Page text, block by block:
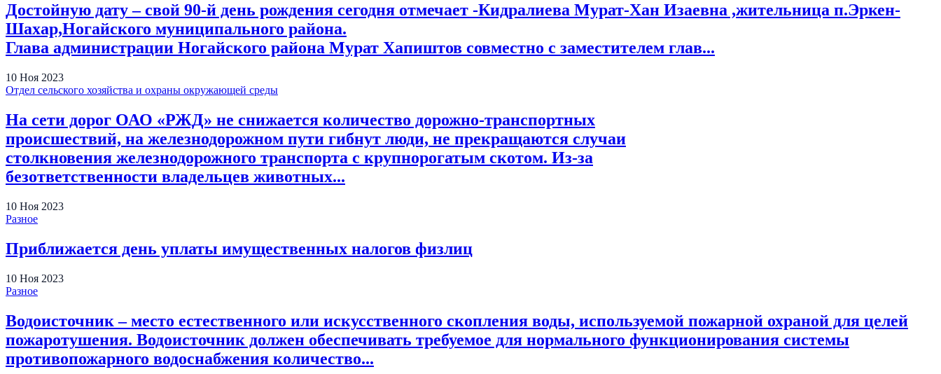
Достойную дату – свой 90-й день рождения сегодня отмечает -Кидралиева Мурат-Хан Изаевна ,жительница п.Эркен-
Шахар,Ногайского муниципального района.
Глава администрации Ногайского района Мурат Хапиштов совместно с заместителем глав...
10 Ноя 2023
Отдел сельского хозяйства и охраны окружающей среды
На сети дорог ОАО «РЖД» не снижается количество дорожно-транспортных
происшествий, на железнодорожном пути гибнут люди, не прекращаются случаи
столкновения железнодорожного транспорта с крупнорогатым скотом. Из-за
безответственности владельцев животных...
10 Ноя 2023
Разное
Приближается день уплаты имущественных налогов физлиц
10 Ноя 2023
Разное
Водоисточник – место естественного или искусственного скопления воды, используемой пожарной охраной для целей
пожаротушения. Водоисточник должен обеспечивать требуемое для нормального функционирования системы
противопожарного водоснабжения количество...